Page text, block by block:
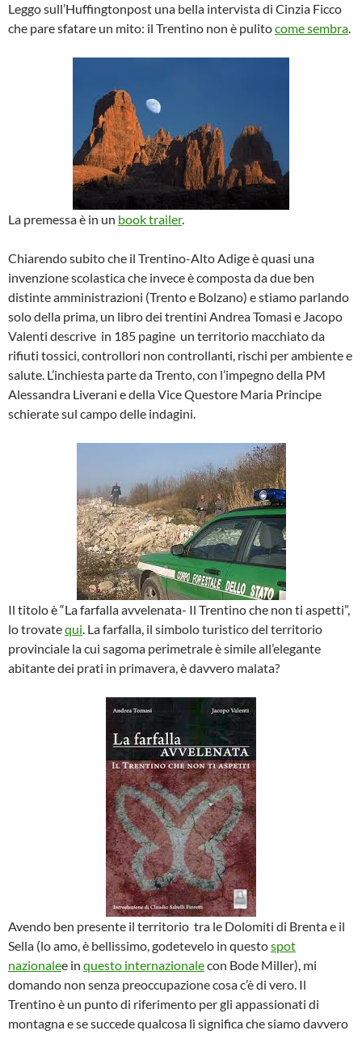
Leggo sull’Huffingtonpost una bella intervista di Cinzia Ficco
che pare sfatare un mito: il Trentino non è pulitocome sembra.
La premessa è in un book trailer.
Chiarendo subito che il Trentino-Alto Adige è quasi una
invenzione scolastica che invece è composta da due ben
distinte amministrazioni (Trento e Bolzano) e stiamo parlando
solo della prima, un libro dei trentini Andrea Tomasi e Jacopo
Valenti descrive in 185 pagine un territorio macchiato da
rifiuti tossici, controllori non controllanti, rischi per ambiente e
salute. L’inchiesta parte da Trento, con l’impegno della PM
Alessandra Liverani e della Vice Questore Maria Principe
schierate sul campo delle indagini.
Il titolo è “La farfalla avvelenata- Il Trentino che non ti aspetti”,
lo trovatequi. La farfalla, il simbolo turistico del territorio
provinciale la cui sagoma perimetrale è simile all’elegante
abitante dei prati in primavera, è davvero malata?
Avendo ben presente il territorio tra le Dolomiti di Brenta e il
Sella (lo amo, è bellissimo, godetevelo in questospot
nazionalee in questo internazionalecon Bode Miller), mi
domando non senza preoccupazione cosa c’è di vero. Il
Trentino è un punto di riferimento per gli appassionati di
montagna e se succede qualcosa lì significa che siamo davvero